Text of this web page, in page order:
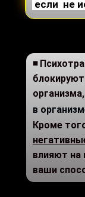
если не
◾
организма,
в
Кроме
влияют на
ваши